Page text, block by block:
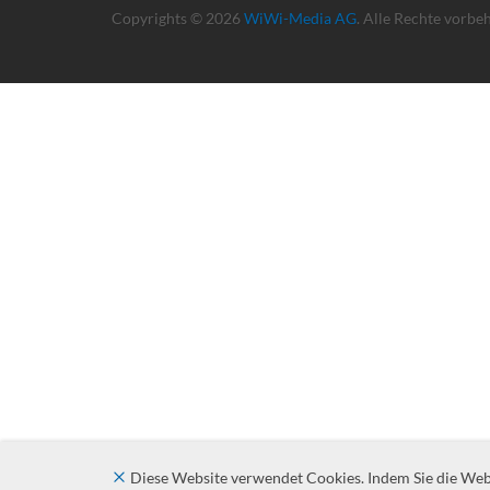
Copyrights © 2026 WiWi-Media AG. Alle Rechte
Diese Website verwendet Cookies. Indem Sie die